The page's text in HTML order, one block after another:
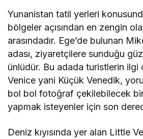
Yunanistan tatil yerleri
bölgeler açısından en zengin
arasındadır. Ege’de bulunan
adası, ziyaretçilere sunduğu
ünlüdür. Bu adada turistlerin ilgi
Venice yani Küçük Venedik,
bol bol fotoğraf çekilebilecek
yapmak isteyenler için son
Deniz kıyısında yer alan Little